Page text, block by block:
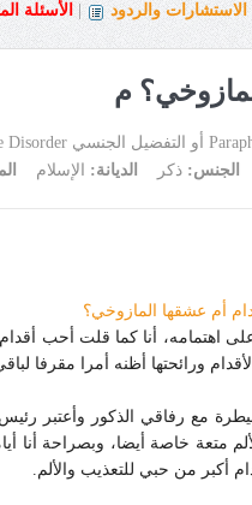
والردود الأسئلة
م
الجنس:ذكر الديانة: الإسلام
أم عشقها المازوخي؟
اهتمامه، أنا كما قلت أحب
ورائحتها أظنه أمرا مقرفا
مع رفاقي الذكور وأعتبر رئيس
متعة خاصة أيضا، وبصراحة أنا
أكبر من حبي للتعذيب والألم.